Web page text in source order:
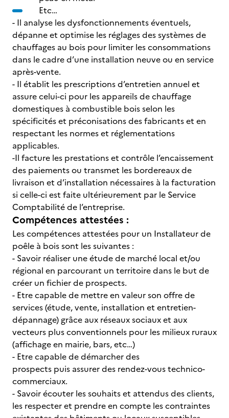
Etc…
- Il analyse les dysfonctionnements éventuels,
dépanne et optimise les réglages des systèmes de
chauffages au bois pour limiter les consommations
dans le cadre d’une installation neuve ou en service
après-vente.
- Il établit les prescriptions d’entretien annuel et
assure celui-ci pour les appareils de chauffage
domestiques à combustible bois selon les
spécificités et préconisations des fabricants et en
respectant les normes et réglementations
applicables.
-Il facture les prestations et contrôle l’encaissement
des paiements ou transmet les bordereaux de
livraison et d’installation nécessaires à la facturation
si celle-ci est faite ultérieurement par le Service
Comptabilité de l’entreprise.
Compétences attestées :
Les compétences attestées pour un Installateur de
poêle à bois sont les suivantes :
- Savoir réaliser une étude de marché local et/ou
régional en parcourant un territoire dans le but de
créer un fichier de prospects.
- Etre capable de mettre en valeur son offre de
services (étude, vente, installation et entretien-
dépannage) grâce aux réseaux sociaux et aux
vecteurs plus conventionnels pour les milieux ruraux
(affichage en mairie, bars, etc…)
- Etre capable de démarcher des
prospects puis assurer des rendez-vous technico-
commerciaux.
- Savoir écouter les souhaits et attendus des clients,
les respecter et prendre en compte les contraintes